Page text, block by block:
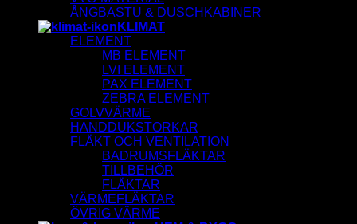
ÅNGBASTU & DUSCHKABINER
KLIMAT
ELEMENT
MB ELEMENT
LVI ELEMENT
PAX ELEMENT
ZEBRA ELEMENT
GOLVVÄRME
HANDDUKSTORKAR
FLÄKT OCH VENTILATION
BADRUMSFLÄKTAR
TILLBEHÖR
FLÄKTAR
VÄRMEFLÄKTAR
ÖVRIG VÄRME